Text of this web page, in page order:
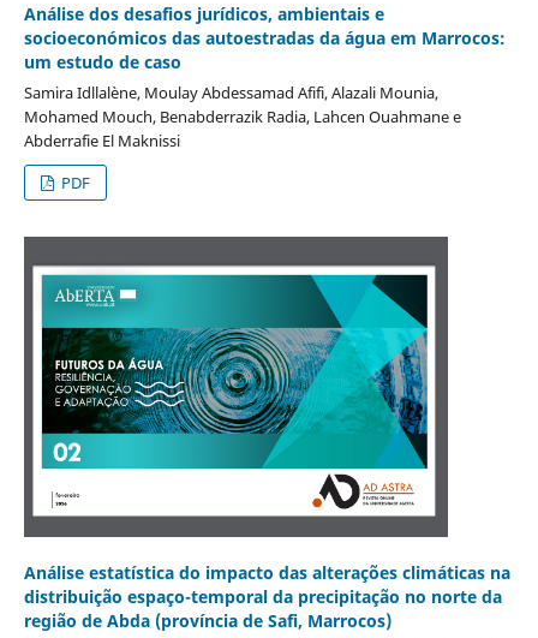
Análise dos desafios jurídicos, ambientais e
socioeconómicos das autoestradas da água em Marrocos:
um estudo de caso
Samira Idllalène, Moulay Abdessamad Afifi, Alazali Mounia,
Mohamed Mouch, Benabderrazik Radia, Lahcen Ouahmane e
Abderrafie El Maknissi
PDF
Análise estatística do impacto das alterações climáticas na
distribuição espaço-temporal da precipitação no norte da
região de Abda (província de Safi, Marrocos)